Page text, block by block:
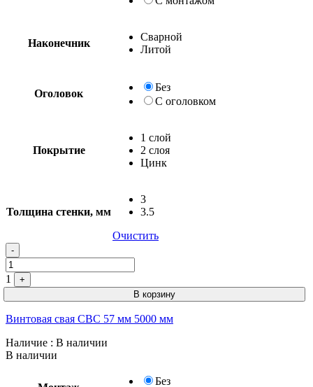
Наконечник
Сварной
Литой
Оголовок
Без
С оголовком
Покрытие
1 слой
2 слоя
Цинк
Толщина стенки, мм
3
3.5
Очистить
Quantity
-
1
+
В корзину
Винтовая свая СВС 57 мм 5000 мм
Наличие : В наличии
В наличии
Без